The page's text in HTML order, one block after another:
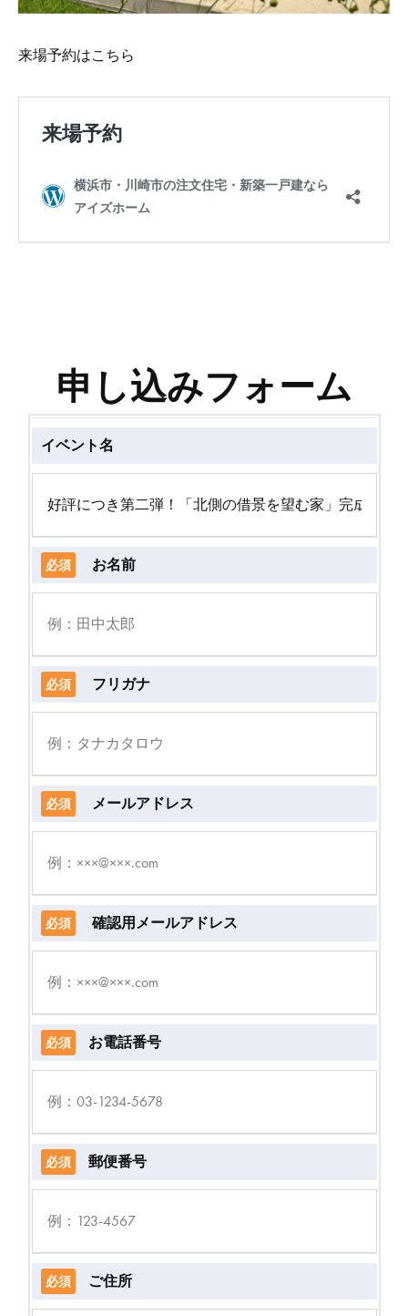
来場予約はこちら
申し込みフォーム
イベント名
必須 お名前
必須 フリガナ
必須 メールアドレス
必須 確認用メールアドレス
必須 お電話番号
必須 郵便番号
必須 ご住所